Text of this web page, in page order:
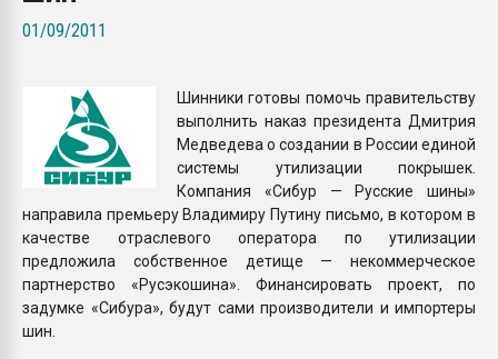
ПЕРЕЙТИ НА
01/09/2011
Шинники готовы помочь правительству
выполнить наказ президента Дмитрия
Медведева о создании в России единой
системы утилизации покрышек.
Компания «Сибур — Русские шины»
направила премьеру Владимиру Путину письмо, в котором в
качестве отраслевого оператора по утилизации
предложила собственное детище — некоммерческое
партнерство «Русэкошина». Финансировать проект, по
задумке «Сибура», будут сами производители и импортеры
шин.